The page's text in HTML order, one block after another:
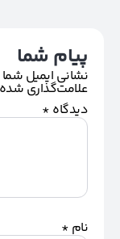
پیام شما
نشانی ایمیل
علامت‌گذاری
دیدگاه *
نام *